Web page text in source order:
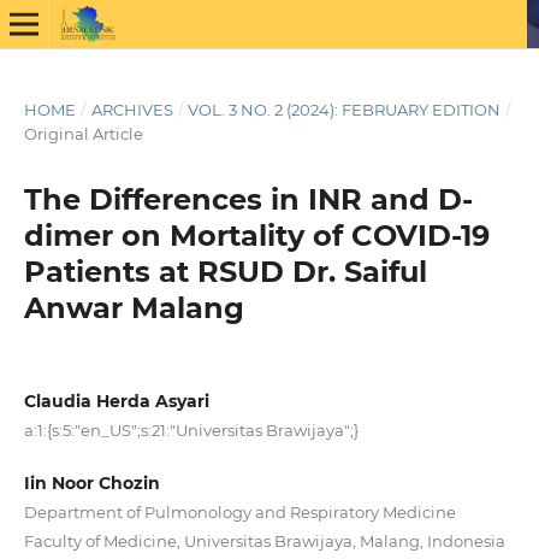
HOME / ARCHIVES / VOL. 3 NO. 2 (2024): FEBRUARY EDITION /
Original Article
The Differences in INR and D-
dimer on Mortality of COVID-19
Patients at RSUD Dr. Saiful
Anwar Malang
Claudia Herda Asyari
a:1:{s:5:"en_US";s:21:"Universitas Brawijaya";}
Iin Noor Chozin
Department of Pulmonology and Respiratory Medicine
Faculty of Medicine, Universitas Brawijaya, Malang, Indonesia